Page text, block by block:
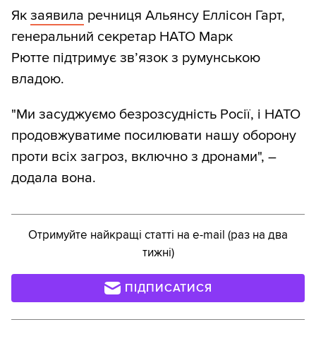
Як заявила речниця Альянсу Еллісон Гарт,
генеральний секретар НАТО Марк
Рютте підтримує зв’язок з румунською
владою.
"Ми засуджуємо безрозсудність Росії, і НАТО
продовжуватиме посилювати нашу оборону
проти всіх загроз, включно з дронами", –
додала вона.
Отримуйте найкращі статті на e-mail (раз на два
тижні)
ПІДПИСАТИСЯ